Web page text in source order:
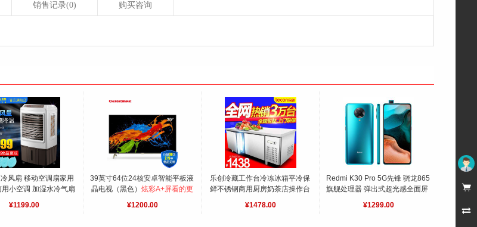
未登录


¥1478.00
¥1299.00
销售记录(0) 购买咨询
风扇 移动空调扇家用
小空调 加湿水冷气扇
¥1199.00
39英寸64位24核安卓智能平板液
晶电视（黑色） 炫彩A+屏看的更
¥1200.00
乐创冷藏工作台冷冻冰箱平冷保
鲜不锈钢商用厨房奶茶店操作台
¥1478.00
Redmi K30 Pro 5G先锋 骁龙865
旗舰处理器 弹出式超光感全面屏
¥1299.00